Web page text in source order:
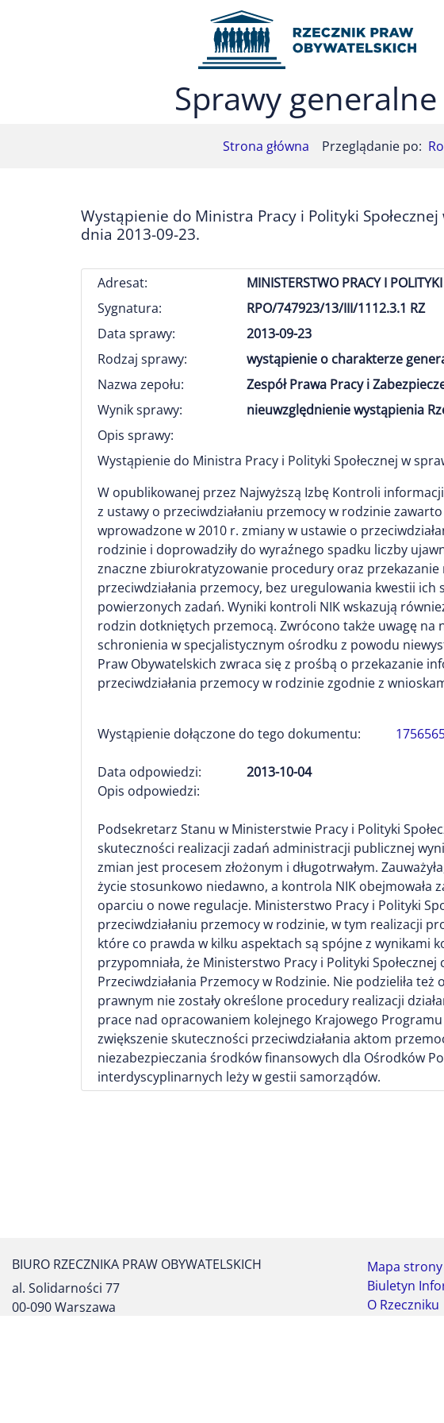
Przejdź do menu głównego (nacisnij Enter)
Przejdź do mapy serwisu (nacisnij Enter)
Sprawy
Strona główna Przeglądanie po:
Wystąpienie do Ministra Pracy i Polityki
dnia 2013-09-23.
Adresat:
MINISTERSTWO PRACY I
Sygnatura:
RPO/747923/13/III/1112.3.1 RZ
Data sprawy:
2013-09-23
Rodzaj sprawy:
wystąpienie o charakterze
Nazwa zepołu:
Zespół Prawa Pracy i
Wynik sprawy:
nieuwzględnienie wystąpienia
Opis sprawy:
Wystąpienie do Ministra Pracy i Polityki Społecznej w
W opublikowanej przez Najwyższą Izbę Kontroli
z ustawy o przeciwdziałaniu przemocy w rodzinie
wprowadzone w 2010 r. zmiany w ustawie o
rodzinie i doprowadziły do wyraźnego spadku liczby
znaczne zbiurokratyzowanie procedury oraz
przeciwdziałania przemocy, bez uregulowania kwestii
powierzonych zadań. Wyniki kontroli NIK wskazują
rodzin dotkniętych przemocą. Zwrócono także uwagę na
schronienia w specjalistycznym ośrodku z powodu
Praw Obywatelskich zwraca się z prośbą o przekazanie
przeciwdziałania przemocy w rodzinie zgodnie z
Wystąpienie dołączone do tego dokumentu:
Data odpowiedzi:
2013-10-04
Opis odpowiedzi:
Podsekretarz Stanu w Ministerstwie Pracy i Polityki
skuteczności realizacji zadań administracji publicznej
zmian jest procesem złożonym i długotrwałym.
życie stosunkowo niedawno, a kontrola NIK obejmowała
oparciu o nowe regulacje. Ministerstwo Pracy i Polityki
przeciwdziałaniu przemocy w rodzinie, w tym realizacji
które co prawda w kilku aspektach są spójne z wynikami
przypomniała, że Ministerstwo Pracy i Polityki
Przeciwdziałania Przemocy w Rodzinie. Nie podzieliła
prawnym nie zostały określone procedury realizacji
prace nad opracowaniem kolejnego Krajowego
zwiększenie skuteczności przeciwdziałania aktom
niezabezpieczania środków finansowych dla Ośrodków
interdyscyplinarnych leży w gestii samorządów.
BIURO RZECZNIKA PRAW OBYWATELSKICH
al. Solidarności 77
00-090 Warszawa
Mapa strony
Biuletyn
O Rzeczniku